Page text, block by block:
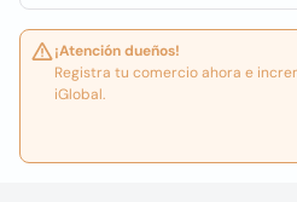
¡Atención dueños!
Registra tu comercio ahora e
iGlobal.